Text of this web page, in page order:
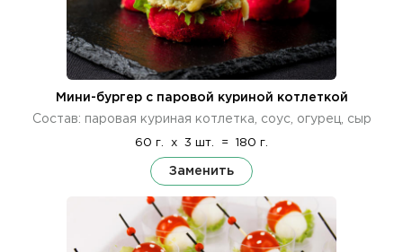
Мини-бургер с паровой куриной котлеткой
Состав: паровая куриная котлетка, соус, огурец, сыр
60 г. x 3 шт. = 180 г.
Заменить